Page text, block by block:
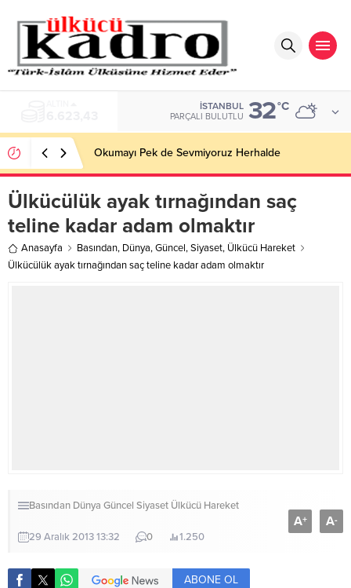
İSTANBUL
PARÇALI BULUTLU 32°C
Okumayı Pek de Sevmiyoruz Herhalde
Ülkücülük ayak tırnağından saç
teline kadar adam olmaktır
Anasayfa Basından, Dünya,Güncel,Siyaset, Ülkücü Hareket
Ülkücülük ayak tırnağından saç teline kadar adam olmaktır
Basından Dünya Güncel Siyaset Ülkücü Hareket
29 Aralık 2013 13:32 0 1.250
A+ A-
ABONE OL